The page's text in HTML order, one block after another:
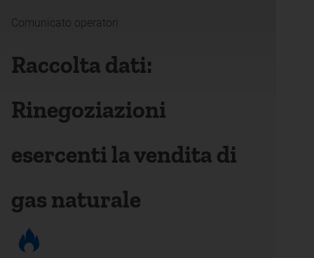
Comunicato operatori
Raccolta dati:
Rinegoziazioni
esercenti la vendita di
gas naturale